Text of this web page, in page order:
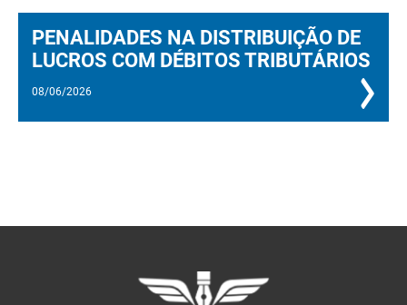
PENALIDADES NA DISTRIBUIÇÃO DE
LUCROS COM DÉBITOS TRIBUTÁRIOS
08/06/2026